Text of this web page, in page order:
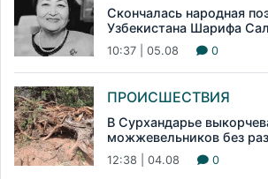
Скончалась народная
Узбекистана Шарифа
10:37 | 05.08 0
ПРОИСШЕСТВИЯ
В Сурхандарье
можжевельников без
12:38 | 04.08 0